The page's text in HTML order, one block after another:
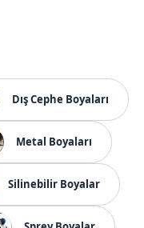
Dış Cephe Boyaları
Metal Boyaları
Silinebilir Boyalar